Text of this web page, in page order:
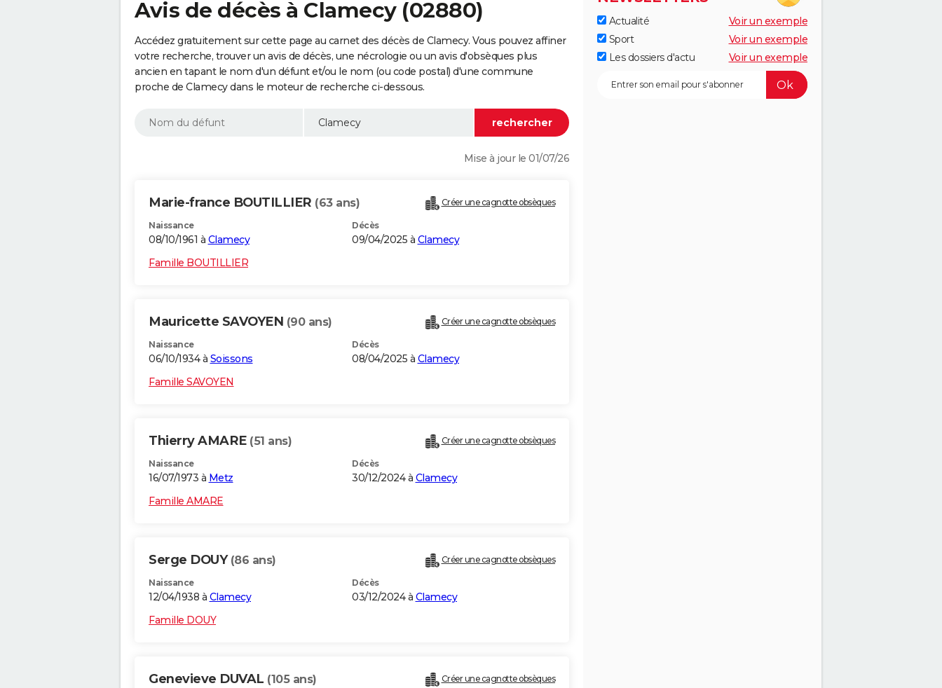
Avis de décès à Clamecy (02880)
Accédez gratuitement sur cette page au carnet des décès de Clamecy. Vous pouvez affiner
votre recherche, trouver un avis de décès, une nécrologie ou un avis d'obsèques plus
ancien en tapant le nom d'un défunt et/ou le nom (ou code postal) d'une commune
proche de Clamecy dans le moteur de recherche ci-dessous.
Mise à jour le 01/07/26
Marie-france BOUTILLIER (63 ans) Créer une cagnotte obsèques
Naissance
08/10/1961 à Clamecy
Décès
09/04/2025 à Clamecy
Famille BOUTILLIER
Mauricette SAVOYEN (90 ans) Créer une cagnotte obsèques
Naissance
06/10/1934 à Soissons
Décès
08/04/2025 à Clamecy
Famille SAVOYEN
Thierry AMARE (51 ans) Créer une cagnotte obsèques
Naissance
16/07/1973 à Metz
Décès
30/12/2024 à Clamecy
Famille AMARE
Serge DOUY (86 ans) Créer une cagnotte obsèques
Naissance
12/04/1938 à Clamecy
Décès
03/12/2024 à Clamecy
Famille DOUY
Genevieve DUVAL (105 ans) Créer une cagnotte obsèques
Actualité
Voir un exemple
Sport
Voir un exemple
Les dossiers d'actu
Voir un exemple